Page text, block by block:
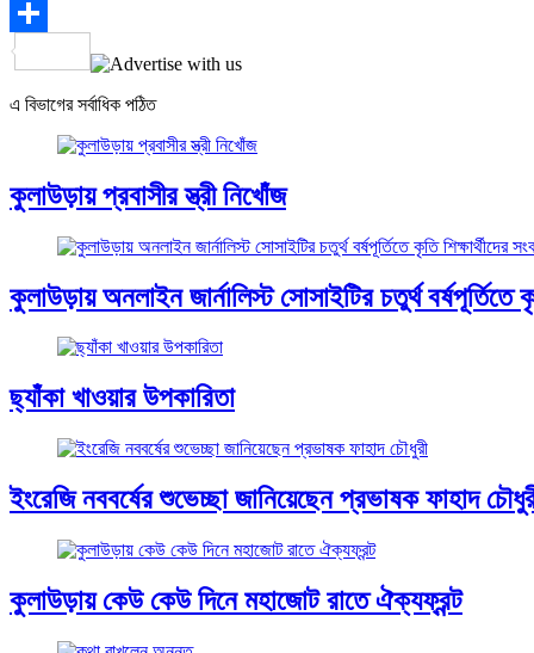
Email
Share
এ বিভাগের সর্বাধিক পঠিত
কুলাউড়ায় প্রবাসীর স্ত্রী নিখোঁজ
কুলাউড়ায় অনলাইন জার্নালিস্ট সোসাইটির চতুর্থ বর্ষপূর্তিতে
ছ্যাঁকা খাওয়ার উপকারিতা
ইংরেজি নববর্ষের শুভেচ্ছা জানিয়েছেন প্রভাষক ফাহাদ
কুলাউড়ায় কেউ কেউ দিনে মহাজোট রাতে ঐক্যফ্রন্ট